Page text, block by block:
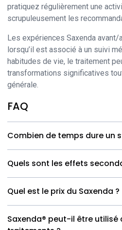
pratiquez régulièrement une
scrupuleusement les
Les expériences Saxenda avant/
lorsqu’il est associé à un suivi
habitudes de vie, le traitement
transformations significatives
générale.
FAQ
Combien de temps dure un
Quels sont les effets
Quel est le prix du Saxenda ?
Saxenda® peut-il être utilisé